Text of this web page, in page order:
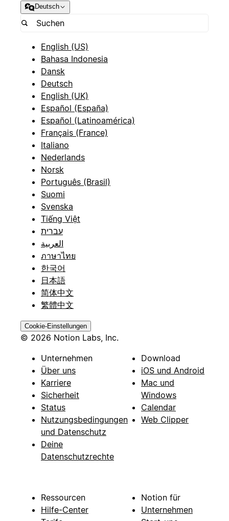
Deutsch
English (US)
Bahasa Indonesia
Dansk
Deutsch
English (UK)
Español (España)
Español (Latinoamérica)
Français (France)
Italiano
Nederlands
Norsk
Português (Brasil)
Suomi
Svenska
Tiếng Việt
עברית
العربية
ภาษาไทย
한국어
日本語
简体中文
繁體中文
Cookie-Einstellungen
© 2026 Notion Labs, Inc.
Unternehmen
Über uns
Karriere
Sicherheit
Status
Nutzungsbedingungen
und Datenschutz
Deine
Datenschutzrechte
Download
iOS und Android
Mac und
Windows
Calendar
Web Clipper
Ressourcen
Hilfe-Center
Notion für
Unternehmen